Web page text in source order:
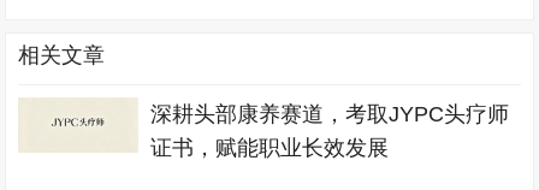
相关文章
深耕头部康养赛道，考取JYPC头疗师
证书，赋能职业长效发展